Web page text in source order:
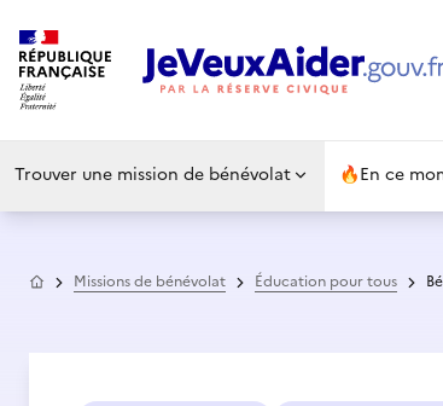
Trouver une mission de bénévolat 🔥En ce
AccueilMissions de bénévolat Éducation pour tous